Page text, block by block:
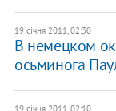
19 січня 2011, 02:30
В немецком
осьминога
19 січня 2011, 02:10